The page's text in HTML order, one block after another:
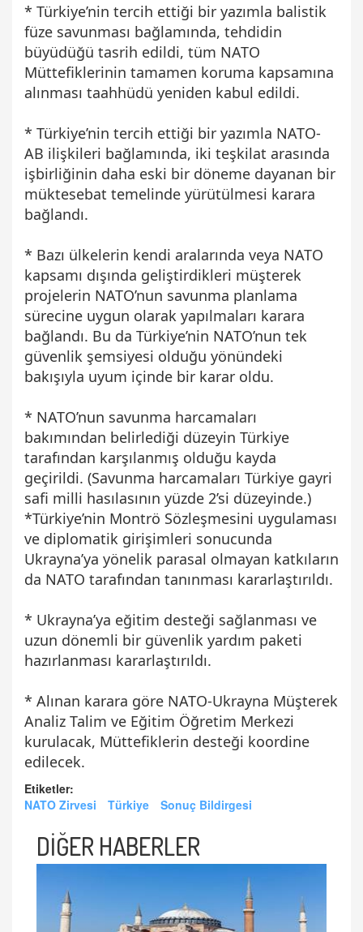
* Türkiye’nin tercih ettiği bir yazımla balistik
füze savunması bağlamında, tehdidin
büyüdüğü tasrih edildi, tüm NATO
Müttefiklerinin tamamen koruma kapsamına
alınması taahhüdü yeniden kabul edildi.
* Türkiye’nin tercih ettiği bir yazımla NATO-
AB ilişkileri bağlamında, iki teşkilat arasında
işbirliğinin daha eski bir döneme dayanan bir
müktesebat temelinde yürütülmesi karara
bağlandı.
* Bazı ülkelerin kendi aralarında veya NATO
kapsamı dışında geliştirdikleri müşterek
projelerin NATO’nun savunma planlama
sürecine uygun olarak yapılmaları karara
bağlandı. Bu da Türkiye’nin NATO’nun tek
güvenlik şemsiyesi olduğu yönündeki
bakışıyla uyum içinde bir karar oldu.
* NATO’nun savunma harcamaları
bakımından belirlediği düzeyin Türkiye
tarafından karşılanmış olduğu kayda
geçirildi. (Savunma harcamaları Türkiye gayri
safi milli hasılasının yüzde 2’si düzeyinde.)
*Türkiye’nin Montrö Sözleşmesini uygulaması
ve diplomatik girişimleri sonucunda
Ukrayna’ya yönelik parasal olmayan katkıların
da NATO tarafından tanınması kararlaştırıldı.
* Ukrayna’ya eğitim desteği sağlanması ve
uzun dönemli bir güvenlik yardım paketi
hazırlanması kararlaştırıldı.
* Alınan karara göre NATO-Ukrayna Müşterek
Analiz Talim ve Eğitim Öğretim Merkezi
kurulacak, Müttefiklerin desteği koordine
edilecek.
Etiketler:
NATO Zirvesi
Türkiye Sonuç Bildirgesi
DİĞER HABERLER